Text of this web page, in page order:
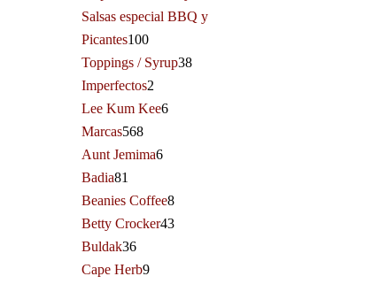
Salsas especial BBQ y
Picantes100
Toppings / Syrup38
Imperfectos2
Lee Kum Kee6
Marcas568
Aunt Jemima6
Badia81
Beanies Coffee8
Betty Crocker43
Buldak36
Cape Herb9